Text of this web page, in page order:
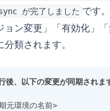
が完了しました です
ョン変更」「有効化」
類されます。
、以下の変更が同期されま
元環境の名前>